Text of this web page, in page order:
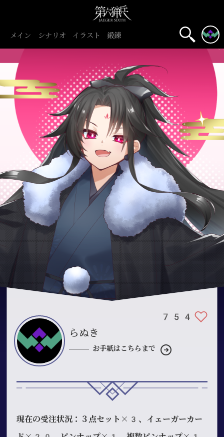
メイン シナリオ イラスト 鍛錬
名前表示
754
らぬき
お手紙はこちらまで
現在の受注状況：３点セット×3、イェーガーカー